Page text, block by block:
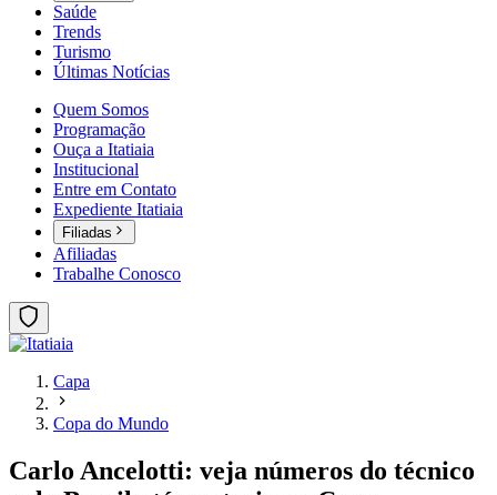
Saúde
Trends
Turismo
Últimas Notícias
Quem Somos
Programação
Ouça a Itatiaia
Institucional
Entre em Contato
Expediente Itatiaia
Filiadas
Afiliadas
Trabalhe Conosco
Capa
Copa do Mundo
Carlo Ancelotti: veja números do técnico